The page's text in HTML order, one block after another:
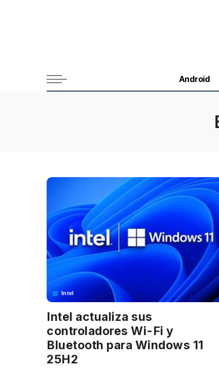
Android
Intel
Intel actualiza sus
controladores Wi-Fi y
Bluetooth para Windows 11
25H2